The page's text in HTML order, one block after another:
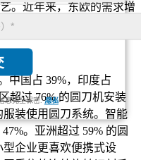
息完全保密.隐私
。近年来，东欧的需求增
中国占 39%，印度占
超过 76% 的圆刀机安装
装使用圆刀系统。智能
。亚洲超过 59% 的圆
型企业更喜欢便携式设